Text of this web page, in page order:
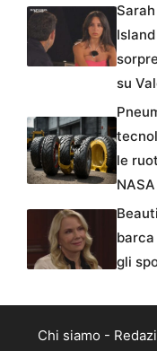
su
le
NASA
gli
Chi siamo -